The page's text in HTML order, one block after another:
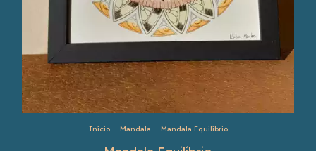
Início . Mandala . Mandala Equilíbrio